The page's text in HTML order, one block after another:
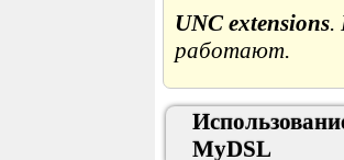
UNC extensions.
работают.
MyDSL